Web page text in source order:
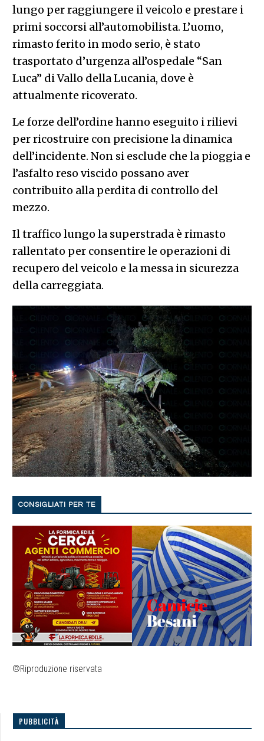
lungo per raggiungere il veicolo e prestare i
primi soccorsi all’automobilista. L’uomo,
rimasto ferito in modo serio, è stato
trasportato d’urgenza all’ospedale “San
Luca” di Vallo della Lucania, dove è
attualmente ricoverato.
Le forze dell’ordine hanno eseguito i rilievi
per ricostruire con precisione la dinamica
dell’incidente. Non si esclude che la pioggia e
l’asfalto reso viscido possano aver
contribuito alla perdita di controllo del
mezzo.
Il traffico lungo la superstrada è rimasto
rallentato per consentire le operazioni di
recupero del veicolo e la messa in sicurezza
della carreggiata.
CONSIGLIATI PER TE
©Riproduzione riservata
PUBBLICITÀ